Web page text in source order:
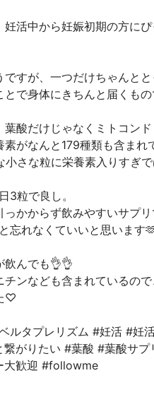
活中から妊娠初期の方に
すが、一つだけちゃんと
とで身体にきちんと届くも
葉酸だけじゃなくミトコン
がなんと179種類も含まれ
小さな粒に栄養素入りすぎ
3粒で良し。
かからず飲みやすいサプリ
忘れなくていいと思います
飲んでも👌👌
チンなども含まれているの
♡
ルタプレリズム #妊活 #妊
繋がりたい #葉酸 #葉酸サ
大歓迎 #followme